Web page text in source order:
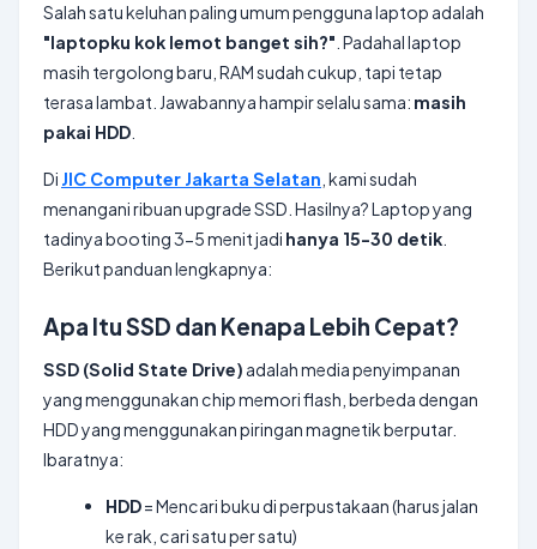
Salah satu keluhan paling umum pengguna laptop adalah
"laptopku kok lemot banget sih?" . Padahal laptop
masih tergolong baru, RAM sudah cukup, tapi tetap
terasa lambat. Jawabannya hampir selalu sama: masih
pakai HDD
Di JIC Computer Jakarta Selatan , kami sudah
menangani ribuan upgrade SSD. Hasilnya? Laptop yang
tadinya booting 3-5 menit jadi hanya 15-30 detik
Berikut panduan lengkapnya:
Apa Itu SSD dan Kenapa Lebih Cepat?
SSD (Solid State Drive) adalah media penyimpanan
yang menggunakan chip memori flash, berbeda dengan
HDD yang menggunakan piringan magnetik berputar.
Ibaratnya:
HDD= Mencari buku di perpustakaan (harus jalan
ke rak, cari satu per satu)